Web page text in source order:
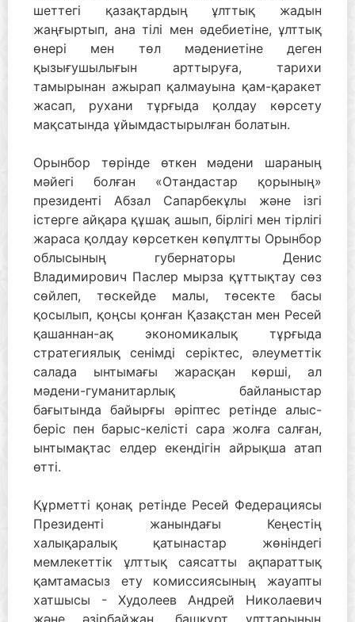
шеттегі қазақтардың ұлттық жадын
жаңғыртып, ана тілі мен әдебиетіне, ұлттық
өнері мен төл мәдениетіне деген
қызығушылығын арттыруға, тарихи
тамырынан ажырап қалмауына қам-қаракет
жасап, рухани тұрғыда қолдау көрсету
мақсатында ұйымдастырылған болатын.
Орынбор төрінде өткен мәдени шараның
мәйегі болған «Отандастар қорының»
президенті Абзал Сапарбекұлы және ізгі
істерге айқара құшақ ашып, бірлігі мен тірлігі
жараса қолдау көрсеткен көпұлтты Орынбор
облысының губернаторы Денис
Владимирович Паслер мырза құттықтау сөз
сөйлеп, төскейде малы, төсекте басы
қосылып, қоңсы қонған Қазақстан мен Ресей
қашаннан-ақ экономикалық тұрғыда
стратегиялық сенімді серіктес, әлеуметтік
салада ынтымағы жарасқан көрші, ал
мәдени-гуманитарлық байланыстар
бағытында байырғы әріптес ретінде алыс-
беріс пен барыс-келісті сара жолға салған,
ынтымақтас елдер екендігін айрықша атап
өтті.
Құрметті қонақ ретінде Ресей Федерациясы
Президенті жанындағы Кеңестің
халықаралық қатынастар жөніндегі
мемлекеттік ұлттық саясатты ақпараттық
қамтамасыз ету комиссиясының жауапты
хатшысы - Худолеев Андрей Николаевич
және әзірбайжан, башқұрт ұлттарының